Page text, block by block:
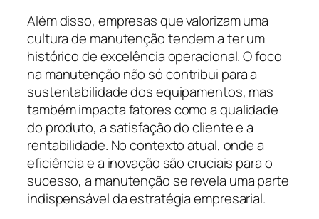
Além disso, empresas que valorizam uma
cultura de manutenção tendem a ter um
histórico de excelência operacional. O foco
na manutenção não só contribui para a
sustentabilidade dos equipamentos, mas
também impacta fatores como a qualidade
do produto, a satisfação do cliente e a
rentabilidade. No contexto atual, onde a
eficiência e a inovação são cruciais para o
sucesso, a manutenção se revela uma parte
indispensável da estratégia empresarial.